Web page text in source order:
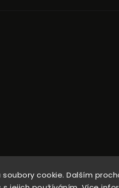
cookie. Dalším
2026Natural Wine